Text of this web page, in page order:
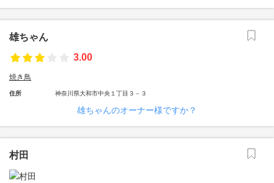
雄ちゃん
3.00
焼き鳥
住所 神奈川県大和市中央１丁目３－３
雄ちゃんのオーナー様ですか？
村田